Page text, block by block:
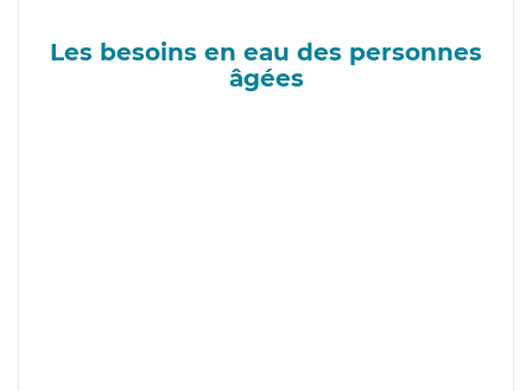
Les besoins en eau des personnes
âgées